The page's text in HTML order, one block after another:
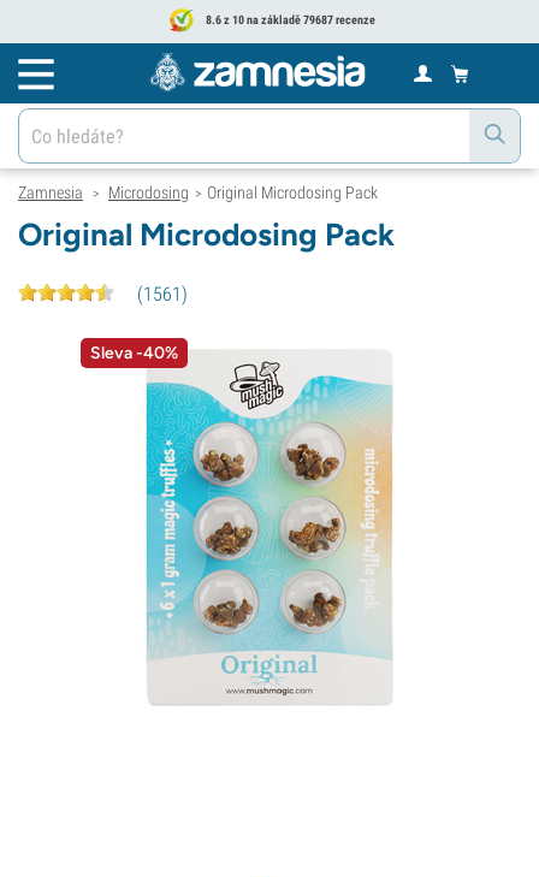
8.6 z 10 na základě 79687 recenze
Zamnesia > Microdosing > Original Microdosing Pack
Original Microdosing Pack
(1561)
Sleva -40%